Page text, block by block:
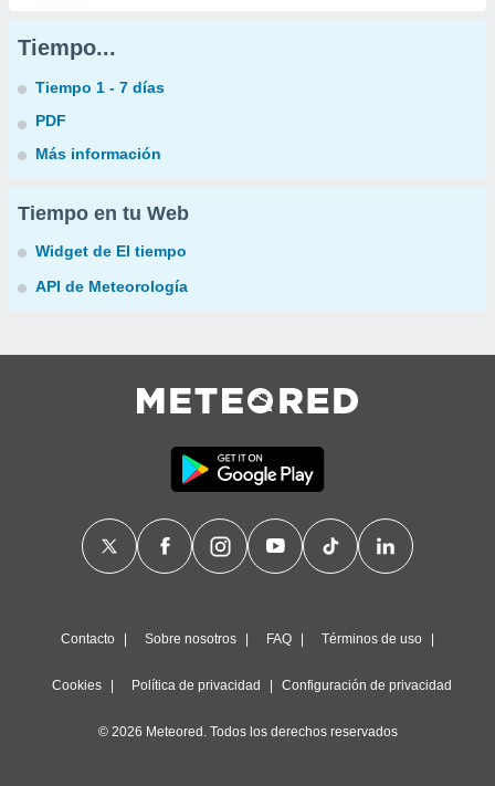
Tiempo...
Tiempo 1 - 7 días
PDF
Más información
Tiempo en tu Web
Widget de El tiempo
API de Meteorología
Contacto Sobre nosotros FAQ Términos de uso
Cookies Política de privacidad Configuración de privacidad
© 2026 Meteored. Todos los derechos reservados